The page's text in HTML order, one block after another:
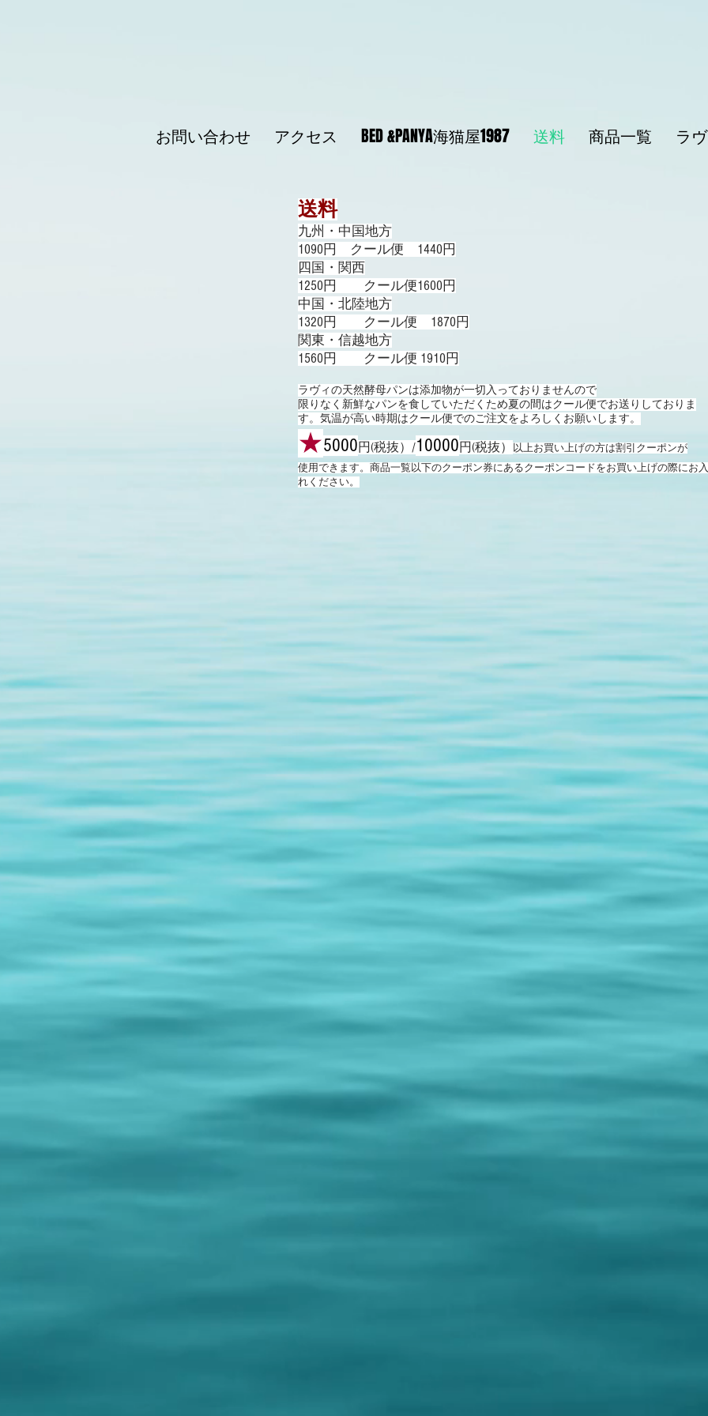
ラ
商品一覧
送料
BED &PANYA海猫屋1987
アクセス
お問い合わせ
送料
九州・中国地方
1090円 クール便 1440円
四国・関西
1250円 クール便1600円
中国・北陸地方
1320円 クール便 1870円
関東・信越地方
1560円 クール便 1910円
ラヴィの天然酵母パンは添加物が一切入っておりませんので
限りなく新鮮なパンを食していただくため夏の間はクール便でお送りしておりま
す。気温が高い時期はクール便でのご注文をよろしくお願いします。
★5000円(税抜）/10000円(税抜）
以上お買い上げの方は割引クーポンが
​使用できます。商品一覧以下のクーポン券にあるクーポンコードをお買い上げの際にお入
れください。